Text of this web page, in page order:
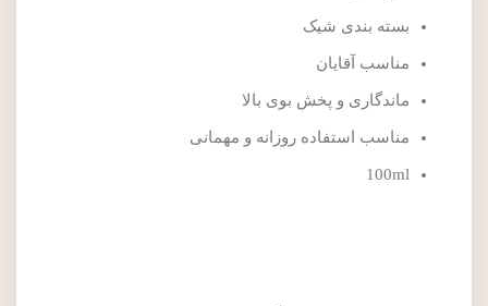
بسته بندی شیک
مناسب آقایان
ماندگاری و پخش بوی بالا
مناسب استفاده روزانه و مهمانی
100ml